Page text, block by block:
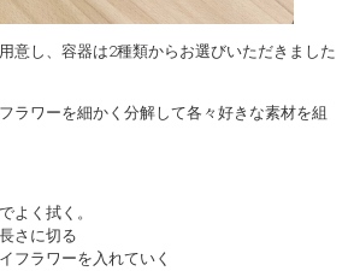
意し、容器は2種類からお選びいただきました
ラワーを細かく分解して各々好きな素材を組
よく拭く。
さに切る
フラワーを入れていく